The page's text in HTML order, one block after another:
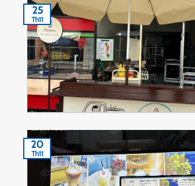
25
Th11
20
Th11